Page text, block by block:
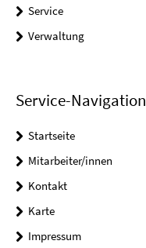
Service
Verwaltung
Service-Navigation
Startseite
Mitarbeiter/innen
Kontakt
Karte
Impressum